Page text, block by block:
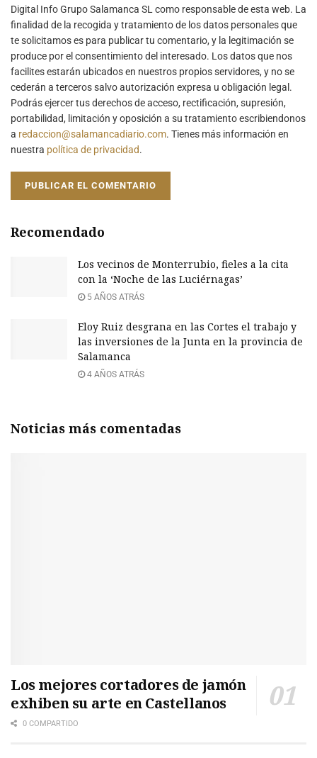
Digital Info Grupo Salamanca SL como responsable de esta web. La
finalidad de la recogida y tratamiento de los datos personales que
te solicitamos es para publicar tu comentario, y la legitimación se
produce por el consentimiento del interesado. Los datos que nos
facilites estarán ubicados en nuestros propios servidores, y no se
cederán a terceros salvo autorización expresa u obligación legal.
Podrás ejercer tus derechos de acceso, rectificación, supresión,
portabilidad, limitación y oposición a su tratamiento escribiendonos
a redaccion@salamancadiario.com. Tienes más información en
nuestra política de privacidad.
Recomendado
Los vecinos de Monterrubio, fieles a la cita
con la ‘Noche de las Luciérnagas’
5 AÑOS ATRÁS
Eloy Ruiz desgrana en las Cortes el trabajo y
las inversiones de la Junta en la provincia de
Salamanca
4 AÑOS ATRÁS
Noticias más comentadas
Los mejores cortadores de jamón
exhiben su arte en Castellanos
0 COMPARTIDO